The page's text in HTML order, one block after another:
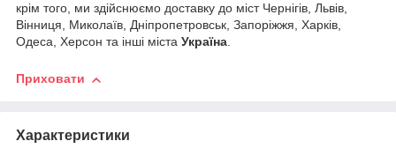
крім того, ми здійснюємо доставку до міст Чернігів, Львів,
Вінниця, Миколаїв, Дніпропетровськ, Запоріжжя, Харків,
Одеса, Херсон та інші міста Україна.
Приховати
Характеристики